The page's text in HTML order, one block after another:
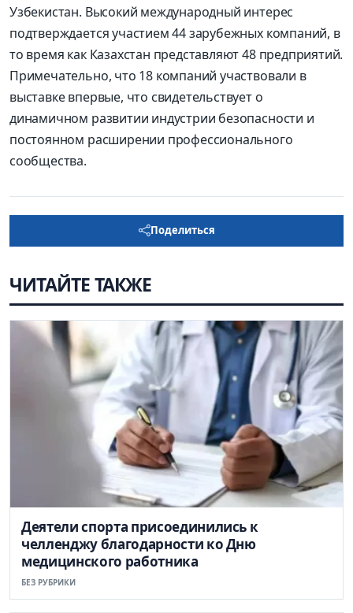
Узбекистан. Высокий международный интерес
подтверждается участием 44 зарубежных компаний, в
то время как Казахстан представляют 48 предприятий.
Примечательно, что 18 компаний участвовали в
выставке впервые, что свидетельствует о
динамичном развитии индустрии безопасности и
постоянном расширении профессионального
сообщества.
Поделиться
ЧИТАЙТЕ ТАКЖЕ
Деятели спорта присоединились к
челленджу благодарности ко Дню
медицинского работника
БЕЗ РУБРИКИ